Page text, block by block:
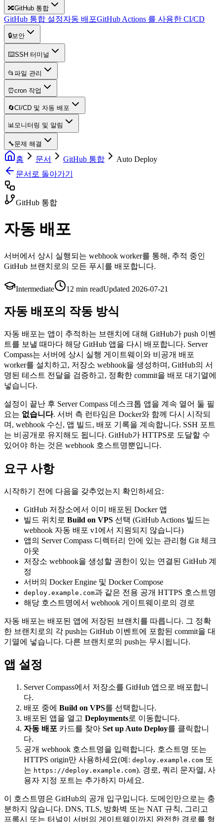
🔀GitHub 통합
GitHub 통합 설정자동 배포GitHub Actions 를 사용한 CI/CD
🔒보안
⌨️SSH 터미널
📂 파일 관리
⏰cron 작업
🔄CI/CD 및 자동 배포
📊모니터링 및 알림
🔧문제 해결
홈 문서 GitHub 통합
Auto Deploy
문서로 돌아가기
GitHub 통합
자동 배포
서버에서 상시 실행되는 webhook worker를 통해, 추적 중인
GitHub 브랜치로의 모든 푸시를 배포합니다.
Intermediate 12 min readUpdated 2026-07-21
자동 배포의 작동 방식
자동 배포는 앱이 추적하는 브랜치에 대해 GitHub가 push 이벤
트를 보낼 때마다 해당 GitHub 앱을 다시 배포합니다. Server
Compass는 서버에 상시 실행 게이트웨이와 비공개 배포
worker를 설치하고, 저장소 webhook을 생성하며, GitHub의 서
명된 테스트 전달을 검증하고, 정확한 commit을 배포 대기열에
넣습니다.
설정이 끝난 후 Server Compass 데스크톱 앱을 계속 열어 둘 필
요는 없습니다. 서버 측 런타임은 Docker와 함께 다시 시작되
며, webhook 수신, 앱 빌드, 배포 기록을 계속합니다. SSH 포트
는 비공개로 유지해도 됩니다. GitHub가 HTTPS로 도달할 수
있어야 하는 것은 webhook 호스트명뿐입니다.
요구 사항
시작하기 전에 다음을 갖추었는지 확인하세요:
GitHub 저장소에서 이미 배포된 Docker 앱
빌드 위치로 Build on VPS 선택 (GitHub Actions 빌드는
webhook 자동 배포 v1에서 지원되지 않습니다)
앱의 Server Compass 디렉터리 안에 있는 관리형 Git 체크
아웃
저장소 webhook을 생성할 권한이 있는 연결된 GitHub 계
정
서버의 Docker Engine 및 Docker Compose
deploy.example.com과 같은 전용 공개 HTTPS 호스트명
해당 호스트명에서 webhook 게이트웨이로의 경로
자동 배포는 배포된 앱에 저장된 브랜치를 따릅니다. 그 정확
한 브랜치로의 각 push는 GitHub 이벤트에 포함된 commit을 대
기열에 넣습니다. 다른 브랜치로의 push는 무시됩니다.
앱 설정
Server Compass에서 저장소를 GitHub 앱으로 배포합니
다.
배포 중에 Build on VPS를 선택합니다.
배포된 앱을 열고 Deployments로 이동합니다.
자동 배포 카드를 찾아 Set up Auto Deploy를 클릭합니
다.
공개 webhook 호스트명을 입력합니다. 호스트명 또는
HTTPS origin만 사용하세요(예: deploy.example.com 또
는 https://deploy.example.com). 경로, 쿼리 문자열, 사
용자 지정 포트는 추가하지 마세요.
이 호스트명은 GitHub의 공개 입구입니다. 도메인만으로는 충
분하지 않습니다. DNS, TLS, 방화벽 또는 NAT 규칙, 그리고
프록시 또는 터널이 서버의 게이트웨이까지 완전한 경로를 형